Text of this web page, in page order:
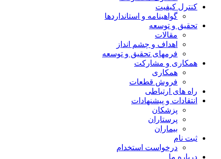
کنترل کیفیت
گواهينامه و استانداردها
تحقيق و توسعه
مقالات
اهداف و چشم انداز
فرمهای تحقیق و توسعه
همکاری و مشارکت
همکاری
فروش قطعات
راه های ارتباطی
انتقادات و پيشنهادات
پزشكان
پرستاران
بيماران
ثبت نام
درخواست استخدام
درباره ما